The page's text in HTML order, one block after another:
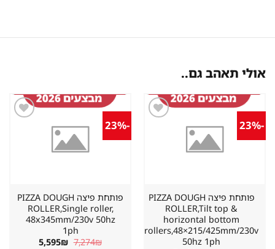
אולי תאהב גם..
פותחת פיצה PIZZA DOUGH
ROLLER,Tilt top &
horizontal bottom
rollers,48×215/425mm/230v
50hz 1ph
פותחת פיצה PIZZA DOUGH
ROLLER,Single roller,
48x345mm/230v 50hz
1ph
7,274 המחיר
5,595 ₪ המחיר